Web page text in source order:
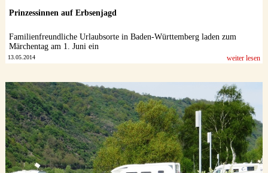
Prinzessinnen auf Erbsenjagd
Familienfreundliche Urlaubsorte in Baden-Württemberg laden zum
Märchentag am 1. Juni ein
13.05.2014 weiter lesen